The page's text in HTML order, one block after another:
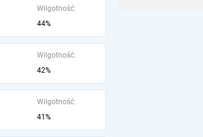
Wilgotność:
44%
Wilgotność:
42%
Wilgotność:
41%